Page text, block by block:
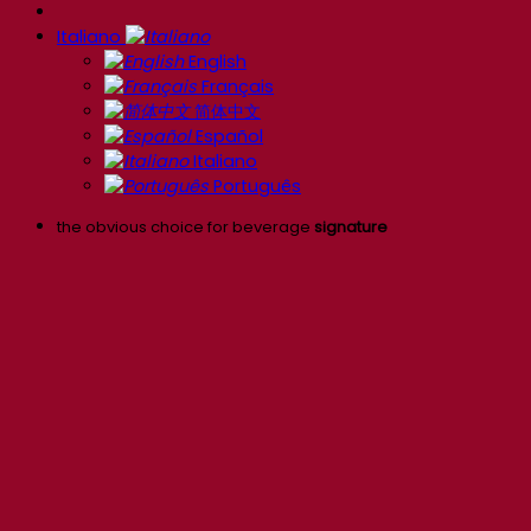
Italiano
English
Français
简体中文
Español
Italiano
Português
the obvious choice for beverage signature